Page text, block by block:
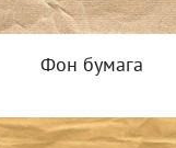
Фон бумага